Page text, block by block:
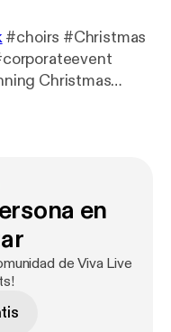
#choirs #Christmas
Christmas
en
de Viva Live